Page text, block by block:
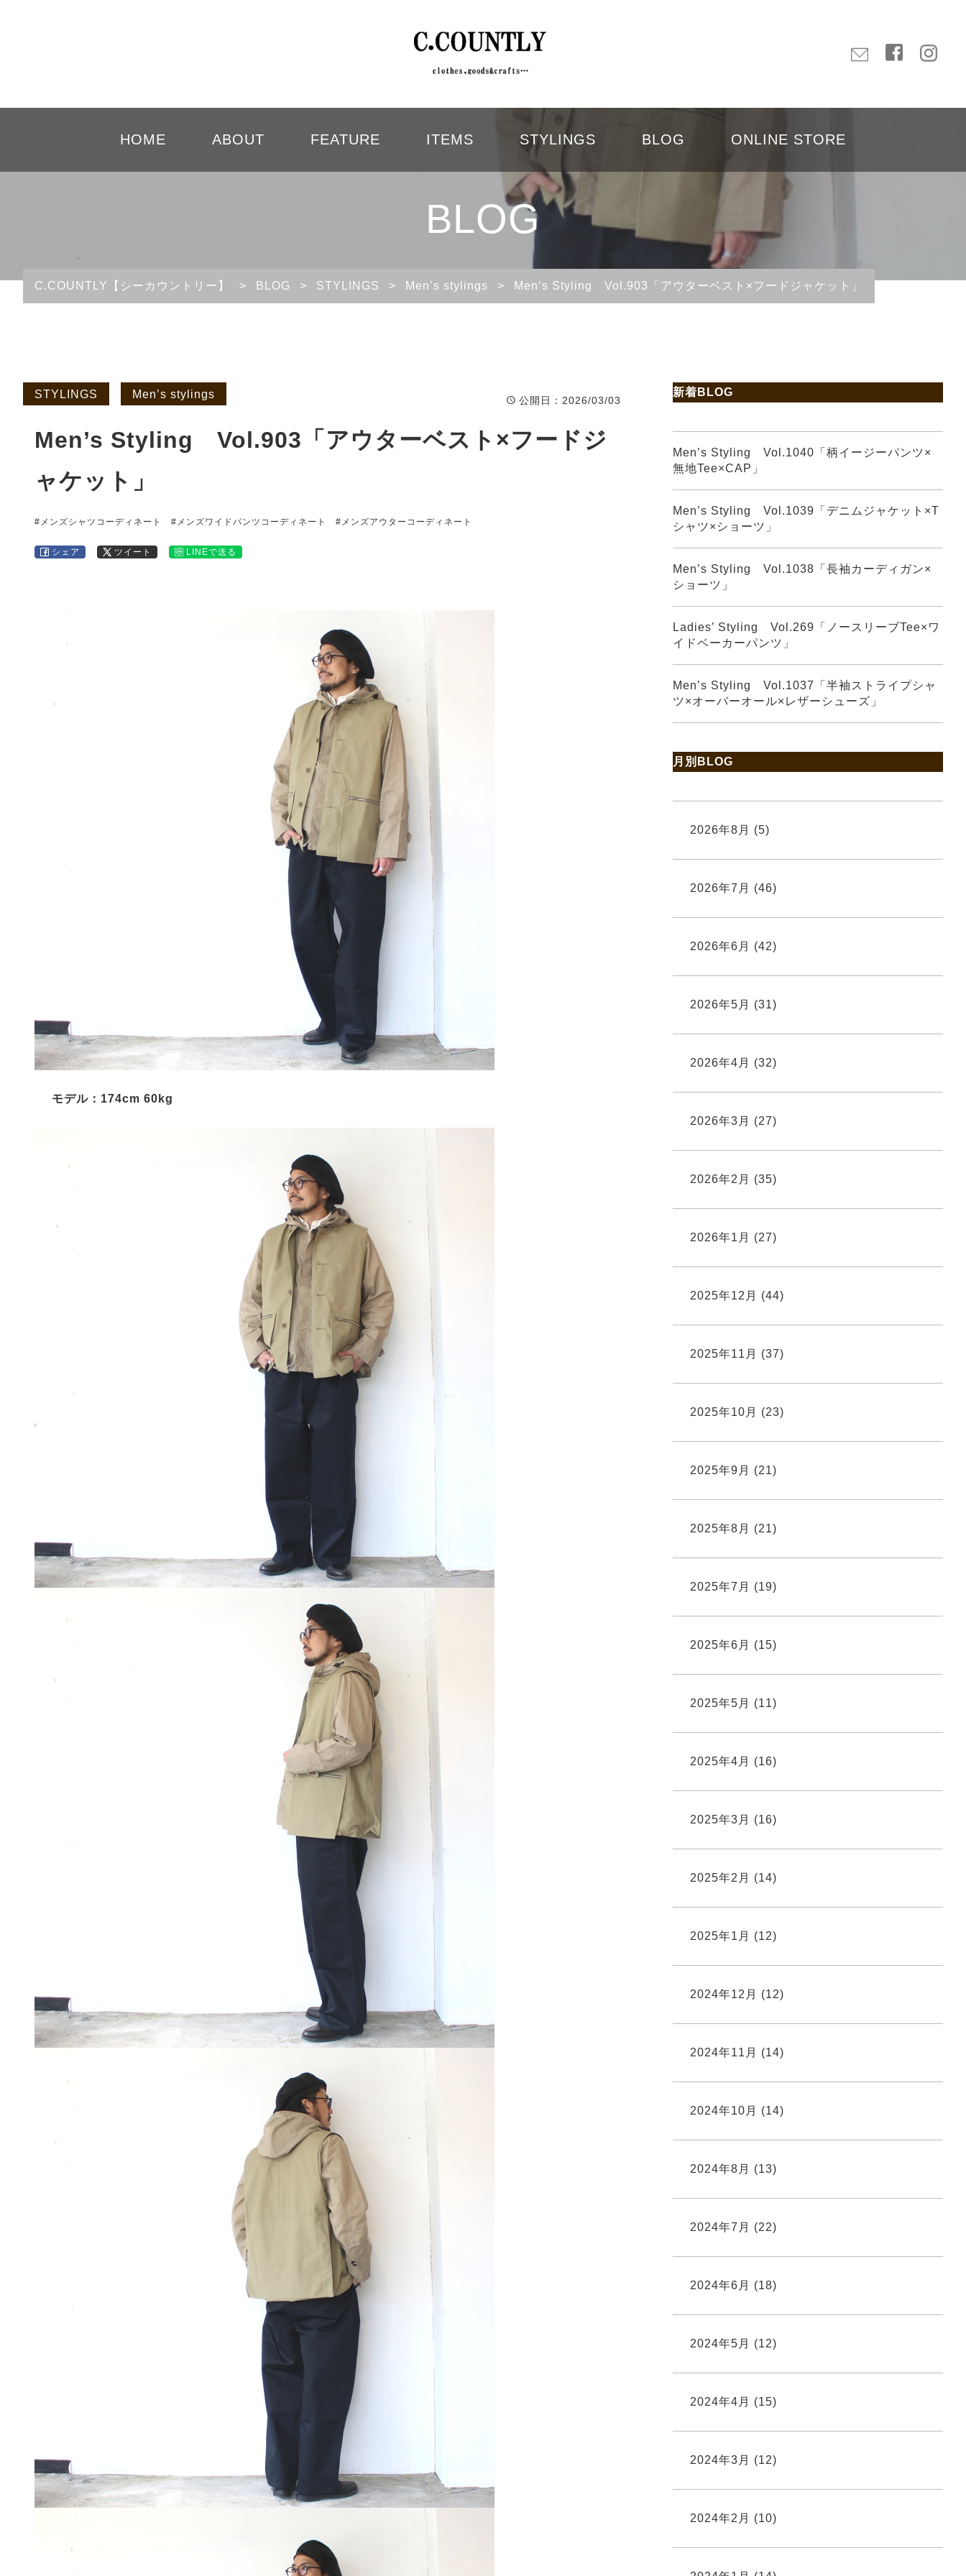
HOME ABOUT FEATURE ITEMS STYLINGS BLOG ONLINE STORE
BLOG
C.COUNTLY【シーカウントリー】 > BLOG > STYLINGS > Men’s stylings > Men’s Styling Vol.903「アウターベスト×フードジャケット」
STYLINGS Men’s stylings
公開日 ：2026/03/03
Men’s Styling Vol.903「アウターベスト×フードジ
ャケット」
#メンズシャツコーディネート #メンズワイドパンツコーディネート #メンズアウターコーディネート
シェア ツイート LINEで送る
モデル：174cm 60kg
新着BLOG
Men’s Styling Vol.1040「柄イージーパンツ×
無地Tee×CAP」
Men’s Styling Vol.1039「デニムジャケット×T
シャツ×ショーツ」
Men’s Styling Vol.1038「長袖カーディガン×
ショーツ」
Ladies’ Styling Vol.269「ノースリーブTee×ワ
イドベーカーパンツ」
Men’s Styling Vol.1037「半袖ストライプシャ
ツ×オーバーオール×レザーシューズ」
月別BLOG
2026年8月 (5)
2026年7月 (46)
2026年6月 (42)
2026年5月 (31)
2026年4月 (32)
2026年3月 (27)
2026年2月 (35)
2026年1月 (27)
2025年12月 (44)
2025年11月 (37)
2025年10月 (23)
2025年9月 (21)
2025年8月 (21)
2025年7月 (19)
2025年6月 (15)
2025年5月 (11)
2025年4月 (16)
2025年3月 (16)
2025年2月 (14)
2025年1月 (12)
2024年12月 (12)
2024年11月 (14)
2024年10月 (14)
2024年8月 (13)
2024年7月 (22)
2024年6月 (18)
2024年5月 (12)
2024年4月 (15)
2024年3月 (12)
2024年2月 (10)